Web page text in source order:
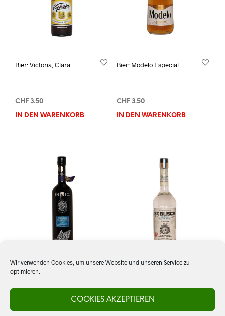
Wir verwenden Cookies, um unsere Website und unseren Service zu
optimieren.
COOKIES AKZEPTIEREN
Bier: Victoria, Clara
CHF 3.50
IN DEN WARENKORB
Bier: Modelo Especial
CHF3.50
IN DEN WARENKORB
Blanco